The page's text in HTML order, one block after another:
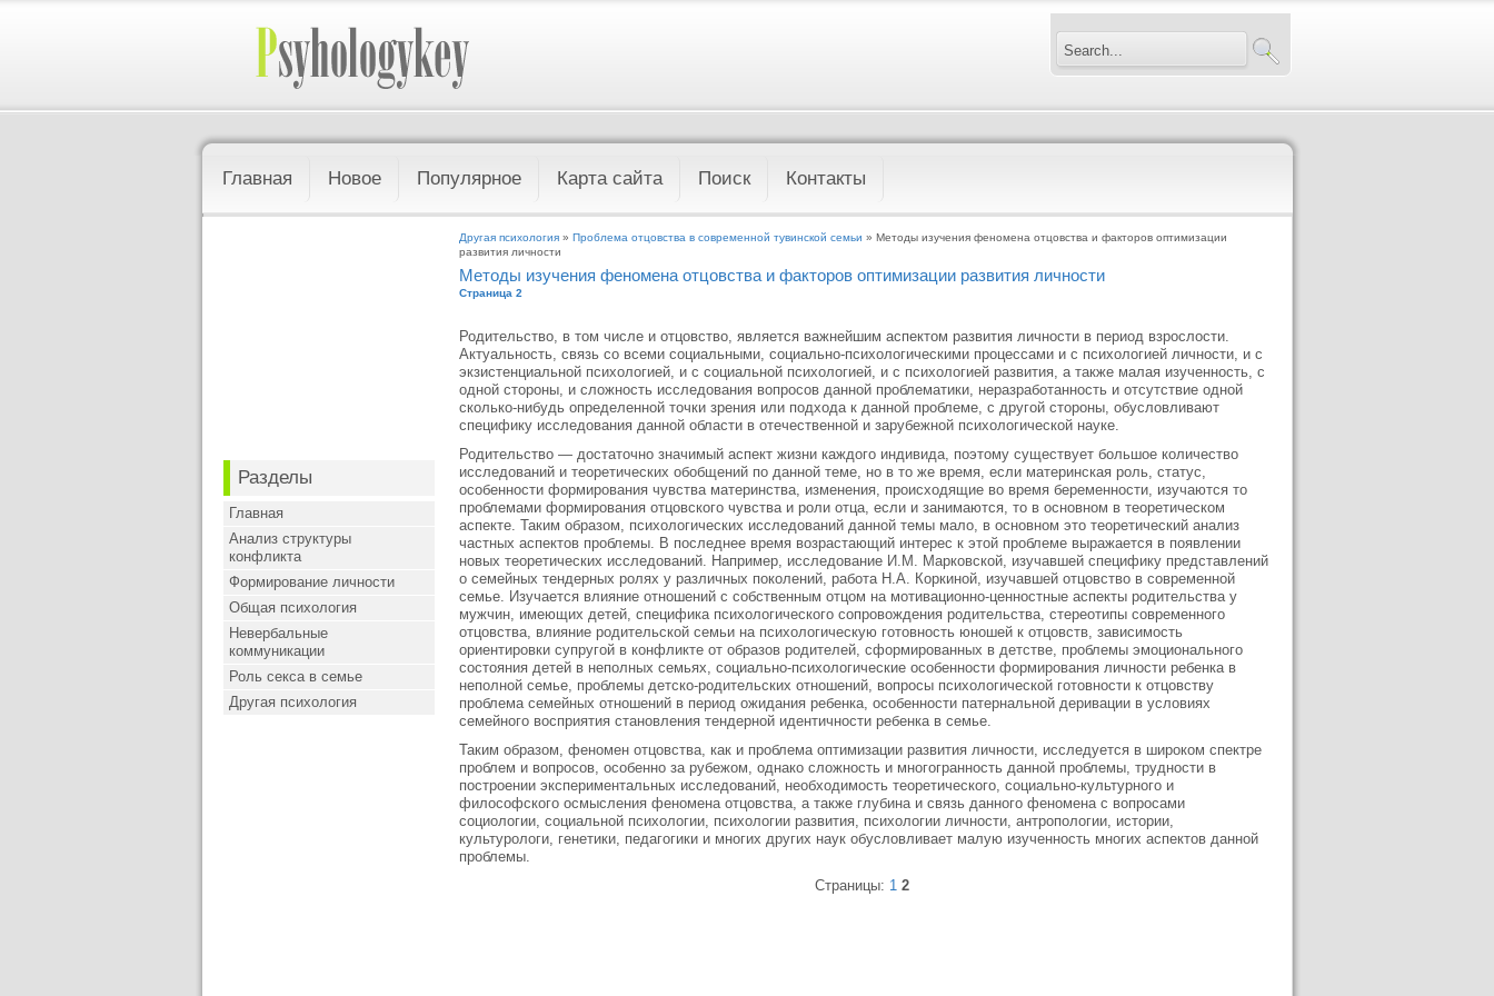
Главная Новое Популярное Карта сайта Поиск Контакты
Разделы
Главная
Анализ структуры
конфликта
Формирование личности
Общая психология
Невербальные
коммуникации
Роль секса в семье
Другая психология
Другая психология » Проблема отцовства в современной тувинской семьи » Методы изучения феномена отцовства и факторов оптимизации
развития личности
Методы изучения феномена отцовства и факторов оптимизации развития личности
Страница 2
Родительство, в том числе и отцовство, является важнейшим аспектом развития личности в период взрослости.
Актуальность, связь со всеми социальными, социально-психологическими процессами и с психологией личности, и с
экзистенциальной психологией, и с социальной психологией, и с психологией развития, а также малая изученность, с
одной стороны, и сложность исследования вопросов данной проблематики, неразработанность и отсутствие одной
сколько-нибудь определенной точки зрения или подхода к данной проблеме, с другой стороны, обусловливают
специфику исследования данной области в отечественной и зарубежной психологической науке.
Родительство — достаточно значимый аспект жизни каждого индивида, поэтому существует большое количество
исследований и теоретических обобщений по данной теме, но в то же время, если материнская роль, статус,
особенности формирования чувства материнства, изменения, происходящие во время беременности, изучаются то
проблемами формирования отцовского чувства и роли отца, если и занимаются, то в основном в теоретическом
аспекте. Таким образом, психологических исследований данной темы мало, в основном это теоретический анализ
частных аспектов проблемы. В последнее время возрастающий интерес к этой проблеме выражается в появлении
новых теоретических исследований. Например, исследование И.М. Марковской, изучавшей специфику представлений
о семейных тендерных ролях у различных поколений, работа Н.А. Коркиной, изучавшей отцовство в современной
семье. Изучается влияние отношений с собственным отцом на мотивационно-ценностные аспекты родительства у
мужчин, имеющих детей, специфика психологического сопровождения родительства, стереотипы современного
отцовства, влияние родительской семьи на психологическую готовность юношей к отцовств, зависимость
ориентировки супругой в конфликте от образов родителей, сформированных в детстве, проблемы эмоционального
состояния детей в неполных семьях, социально-психологические особенности формирования личности ребенка в
неполной семье, проблемы детско-родительских отношений, вопросы психологической готовности к отцовству
проблема семейных отношений в период ожидания ребенка, особенности патернальной деривации в условиях
семейного восприятия становления тендерной идентичности ребенка в семье.
Таким образом, феномен отцовства, как и проблема оптимизации развития личности, исследуется в широком спектре
проблем и вопросов, особенно за рубежом, однако сложность и многогранность данной проблемы, трудности в
построении экспериментальных исследований, необходимость теоретического, социально-культурного и
философского осмысления феномена отцовства, а также глубина и связь данного феномена с вопросами
социологии, социальной психологии, психологии развития, психологии личности, антропологии, истории,
культурологи, генетики, педагогики и многих других наук обусловливает малую изученность многих аспектов данной
проблемы.
Страницы: 1 2